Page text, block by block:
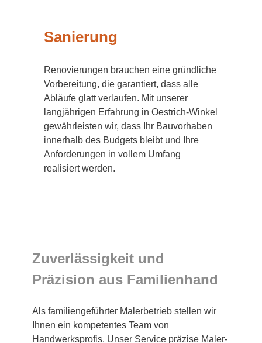
Sanierung
Renovierungen brauchen eine gründliche
Vorbereitung, die garantiert, dass alle
Abläufe glatt verlaufen. Mit unserer
langjährigen Erfahrung in Oestrich-Winkel
gewährleisten wir, dass Ihr Bauvorhaben
innerhalb des Budgets bleibt und Ihre
Anforderungen in vollem Umfang
realisiert werden.
Zuverlässigkeit und
Präzision aus Familienhand
Als familiengeführter Malerbetrieb stellen wir
Ihnen ein kompetentes Team von
Handwerksprofis. Unser Service präzise Maler-